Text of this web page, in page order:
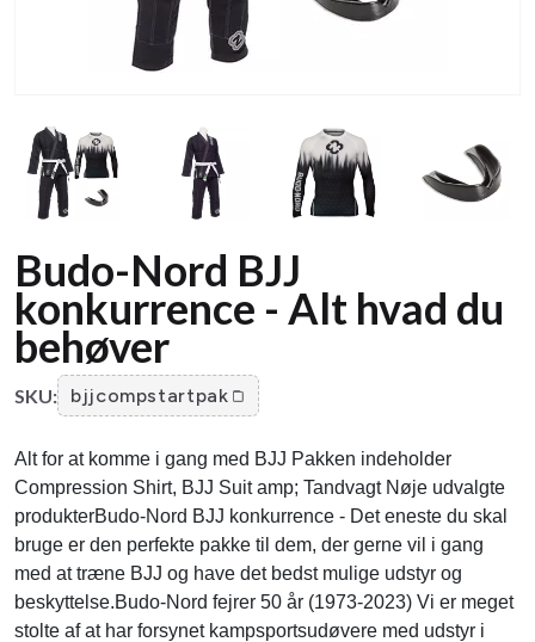
Budo-Nord BJJ
konkurrence - Alt hvad du
behøver
SKU: bjjcompstartpak
Alt for at komme i gang med BJJ Pakken indeholder
Compression Shirt, BJJ Suit amp; Tandvagt Nøje udvalgte
produkterBudo-Nord BJJ konkurrence - Det eneste du skal
bruge er den perfekte pakke til dem, der gerne vil i gang
med at træne BJJ og have det bedst mulige udstyr og
beskyttelse.Budo-Nord fejrer 50 år (1973-2023) Vi er meget
stolte af at har forsynet kampsportsudøvere med udstyr i